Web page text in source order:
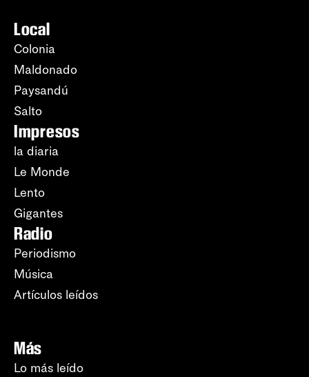
Local
Colonia
Maldonado
Paysandú
Salto
Impresos
la diaria
Le Monde
Lento
Gigantes
Radio
Periodismo
Música
Artículos leídos
Más
Lo más leído